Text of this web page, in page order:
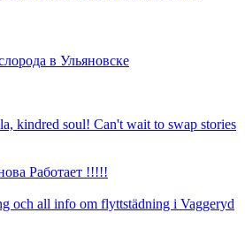
в Ульяновске
kindred soul! Can't wait to swap stories
Работает !!!!!
och all info om flyttstädning i Vaggeryd